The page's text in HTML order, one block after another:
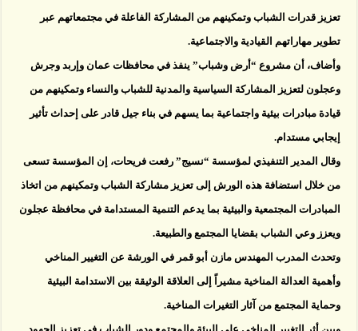
تعزيز قدرات الشباب وتمكينهم من المشاركة الفاعلة في مجتمعاتهم عبر
تطوير مهاراتهم القيادية والاجتماعية.
وأضاف، أن مشروع “أرض وشباب” ينفذ في محافظات عمان وإربد وجرش
وعجلون لتعزيز المشاركة السياسية والمدنية للشباب والنساء وتمكينهم من
قيادة مبادرات بيئية واجتماعية بما يسهم في بناء جيل قادر على إحداث تأثير
إيجابي مستدام.
وقال المدير التنفيذي لمؤسسة “نسيج” رفعت فريحات، إن المؤسسة تسعى
من خلال استضافة هذه الورش إلى تعزيز مشاركة الشباب وتمكينهم من اتخاذ
المبادرات المجتمعية والبيئية بما يدعم التنمية المستدامة في محافظة عجلون
ويعزز وعي الشباب بقضايا المجتمع والطبيعة.
وتحدث المدرب المهندس مازن أبو قمر في الورشة عن التغيير المناخي
وأهمية العدالة المناخية مشيراً إلى العلاقة الوثيقة بين الاستدامة البيئية
وحماية المجتمع من آثار التغيرات المناخية.